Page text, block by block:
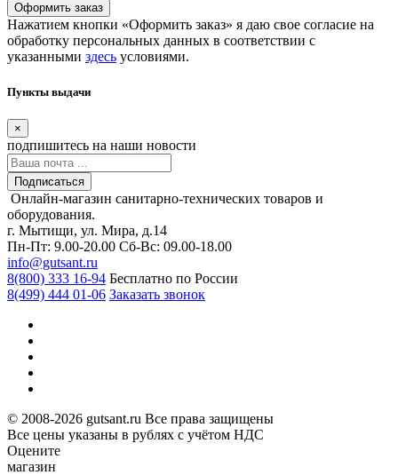
Оформить заказ
Нажатием кнопки «Оформить заказ» я даю свое согласие на
обработку персональных данных в соответствии с
указанными здесь условиями.
Пункты выдачи
×
подпишитесь на наши новости
Подписаться
Онлайн-магазин санитарно-технических товаров и
оборудования.
г. Мытищи, ул. Мира, д.14
Пн-Пт: 9.00-20.00 Сб-Вс: 09.00-18.00
info@gutsant.ru
8(800) 333 16-94 Бесплатно по России
8(499) 444 01-06 Заказать звонок
© 2008-2026 gutsant.ru Все права защищены
Все цены указаны в рублях с учётом НДС
Оцените
магазин